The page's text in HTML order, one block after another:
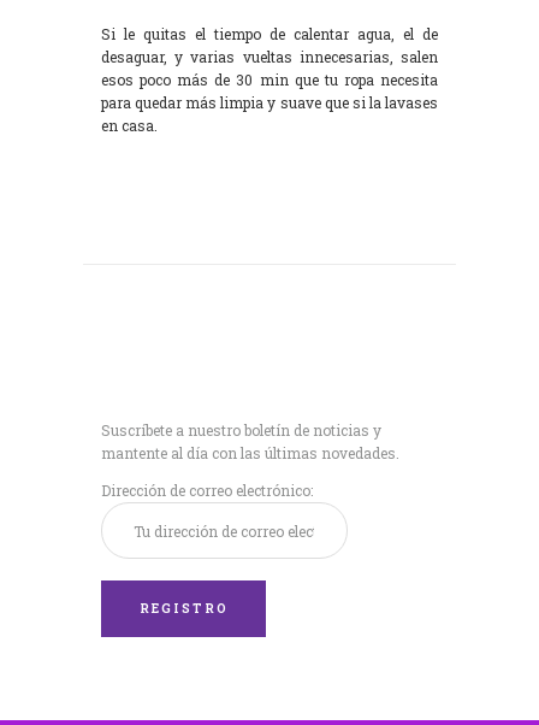
Si le quitas el tiempo de calentar agua, el de
desaguar, y varias vueltas innecesarias, salen
esos poco más de 30 min que tu ropa necesita
para quedar más limpia y suave que si la lavases
en casa.
Suscríbete a nuestro boletín de noticias y
mantente al día con las últimas novedades.
Dirección de correo electrónico: